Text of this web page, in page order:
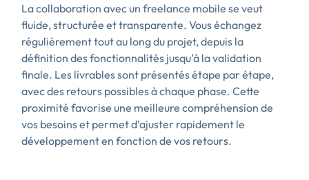
La collaboration avec un freelance mobile se veut
fluide, structurée et transparente. Vous échangez
régulièrement tout au long du projet, depuis la
définition des fonctionnalités jusqu’à la validation
finale. Les livrables sont présentés étape par étape,
avec des retours possibles à chaque phase. Cette
proximité favorise une meilleure compréhension de
vos besoins et permet d’ajuster rapidement le
développement en fonction de vos retours.